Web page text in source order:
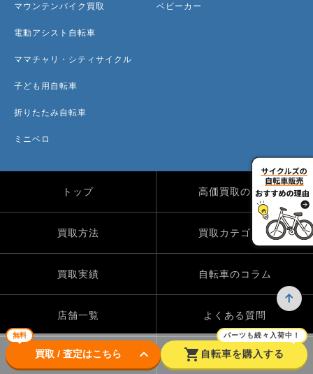
無料
買取 / 査定はこちら keyboard_arrow_down shopping_cart
パーツも続々入荷中！
自転車を購入する
マウンテンバイク買取
電動アシスト自転車
ママチャリ・シティサイクル
子ども用自転車
折りたたみ自転車
ミニベロ
ベビーカー
トップ 高価買取のワケ
買取方法 買取カテゴリー
買取実績 自転車のコラム
店舗一覧 よくある質問
Instagram X